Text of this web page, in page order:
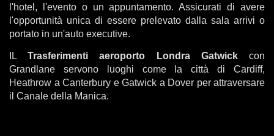
l'hotel, l'evento o un appuntamento. Assicurati di avere
l'opportunità unica di essere prelevato dalla sala arrivi o
portato in un'auto executive.
ILTrasferimenti aeroporto Londra Gatwickcon
Grandlane servono luoghi come la città di Cardiff,
Heathrow a Canterbury e Gatwick a Dover per attraversare
il Canale della Manica.